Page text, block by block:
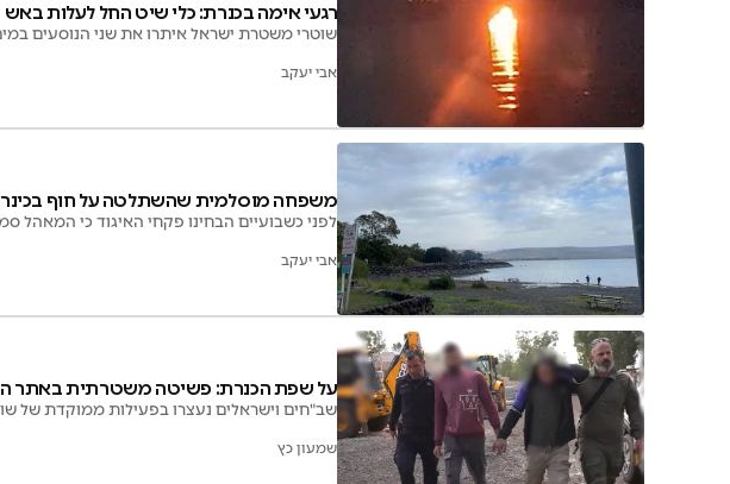
רגעי אימה בכנרת: כלי שיט החל לעלות באש
שוטרי משטרת ישראל איתרו את שני הנוסעים
אבי יעקב
משפחה מוסלמית שהשתלטה על חוף
לפני כשבועיים הבחינו פקחי האיגוד כי המאהל
אבי יעקב
על שפת הכנרת: פשיטה משטרתית באתר
שב"חים וישראלים נעצרו בפעילות ממוקדת של
שמעון כץ